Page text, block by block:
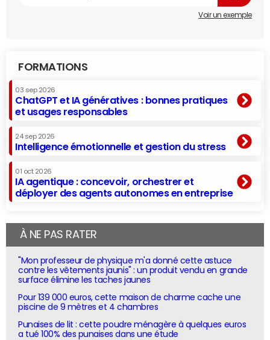
Voir un exemple
FORMATIONS
03 sep 2026
ChatGPT et IA génératives : bonnes pratiques
et usages responsables
24 sep 2026
Intelligence émotionnelle et gestion du stress
01 oct 2026
IA agentique : concevoir, orchestrer et
déployer des agents autonomes en entreprise
À NE PAS RATER
"Mon professeur de physique m'a donné cette astuce
contre les vêtements jaunis" : un produit vendu en grande
surface élimine les taches jaunes
Pour 139 000 euros, cette maison de charme cache une
piscine de 9 mètres et 4 chambres
Punaises de lit : cette poudre ménagère à quelques euros
a tué 100% des punaises dans une étude